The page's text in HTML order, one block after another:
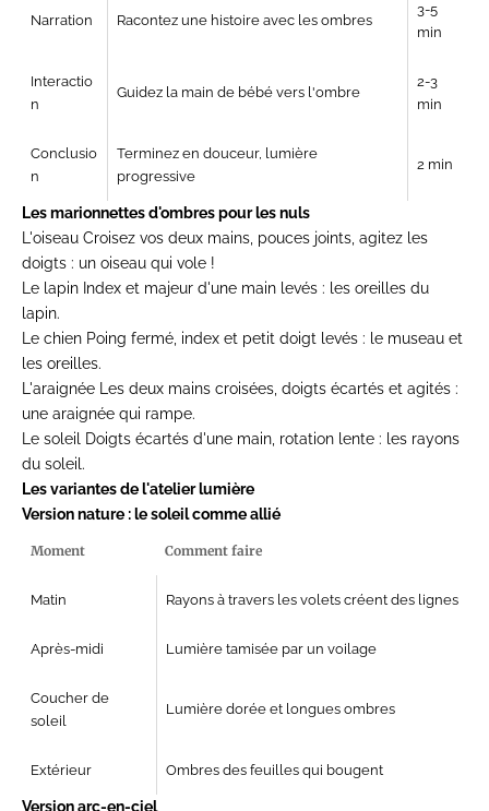
Narration Racontez une histoire avec les ombres
3-5
min
Interactio
n
Guidez la main de bébé vers l'ombre
2-3
min
Conclusio
n
Terminez en douceur, lumière
progressive
2 min
Les marionnettes d'ombres pour les nuls
L'oiseau Croisez vos deux mains, pouces joints, agitez les
doigts : un oiseau qui vole !
Le lapin Index et majeur d'une main levés : les oreilles du
lapin.
Le chien Poing fermé, index et petit doigt levés : le museau et
les oreilles.
L'araignée Les deux mains croisées, doigts écartés et agités :
une araignée qui rampe.
Le soleil Doigts écartés d'une main, rotation lente : les rayons
du soleil.
Les variantes de l'atelier lumière
Version nature : le soleil comme allié
Moment Comment faire
Matin Rayons à travers les volets créent des lignes
Après-midi Lumière tamisée par un voilage
Coucher de
soleil
Lumière dorée et longues ombres
Extérieur Ombres des feuilles qui bougent
Version arc-en-ciel